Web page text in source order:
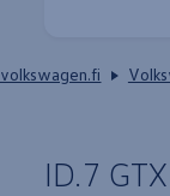
volkswagen.fi
ID.7 GTX